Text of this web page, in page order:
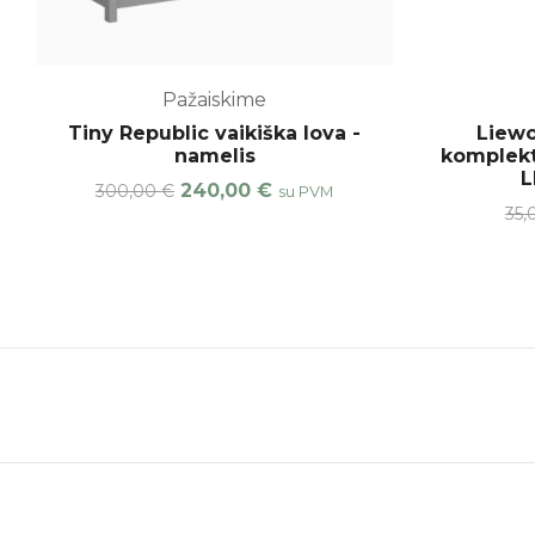
Pažaiskime
Tiny Republic vaikiška lova -
namelis
300,00€ 240,00 € su PVM